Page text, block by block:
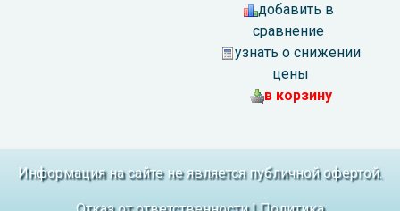
добавить в
сравнение
узнать о снижении
цены
в корзину
Информация на сайте не является публичной офертой.